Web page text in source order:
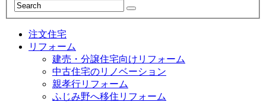
注文住宅
リフォーム
建売・分譲住宅向けリフォーム
中古住宅のリノベーション
親孝行リフォーム
ふじみ野へ移住リフォーム